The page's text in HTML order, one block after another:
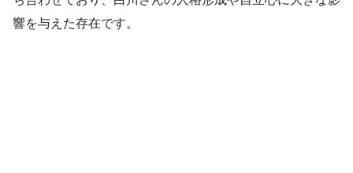
響を与えた存在です。